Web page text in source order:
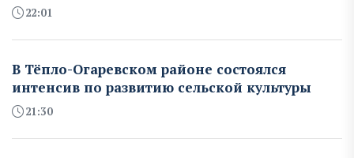
22:01
В Тёпло-Огаревском районе состоялся
интенсив по развитию сельской культуры
21:30